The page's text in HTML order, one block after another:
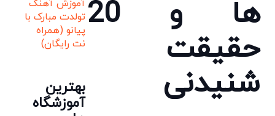
ها و 20
حقیقت
شنیدنی
آموزش آهنگ
تولدت مبارک با
پیانو (همراه
نت رایگان)
بهترین
آموزشگاه